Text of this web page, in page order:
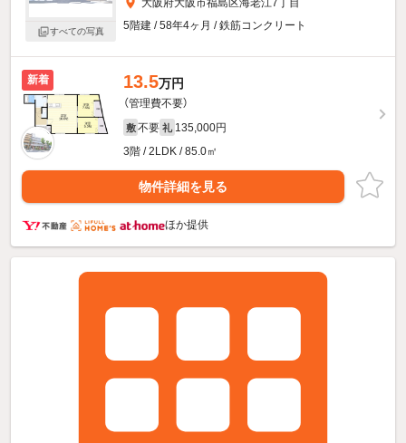
すべての写真
大阪府大阪市福島区海老江7丁目
5階建 / 58年4ヶ月 / 鉄筋コンクリート
新着 13.5万円
（管理費不要）
敷 不要 礼 135,000円
3階 / 2LDK / 85.0㎡
物件詳細を見る
ほか提供